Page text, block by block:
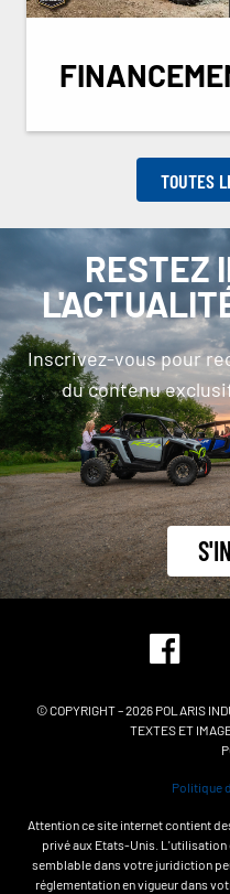
TOUTES
RESTEZ
Inscrivez-vous pour
du contenu
© COPYRIGHT – 2026 POLARIS
TEXTES ET
Politique
Attention ce site internet contient
privé aux Etats-Unis. L'utilisation
semblable dans votre juridiction
réglementation en vigueur dans